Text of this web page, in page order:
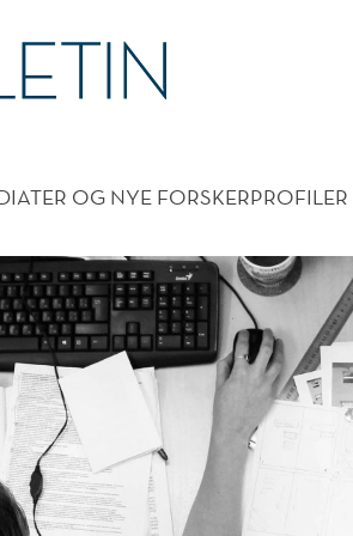
OG NYE FORSKERPROFILER